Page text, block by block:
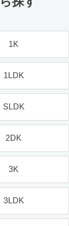
1K
1LDK
SLDK
2DK
3K
3LDK